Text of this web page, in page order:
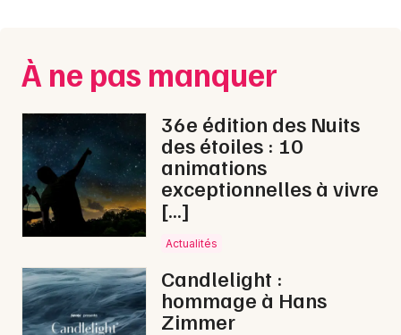
Choisir mes départements
Je m'abonne
À ne pas manquer
36e édition des Nuits
des étoiles : 10
animations
exceptionnelles à vivre
[…]
Actualités
Candlelight :
hommage à Hans
Zimmer